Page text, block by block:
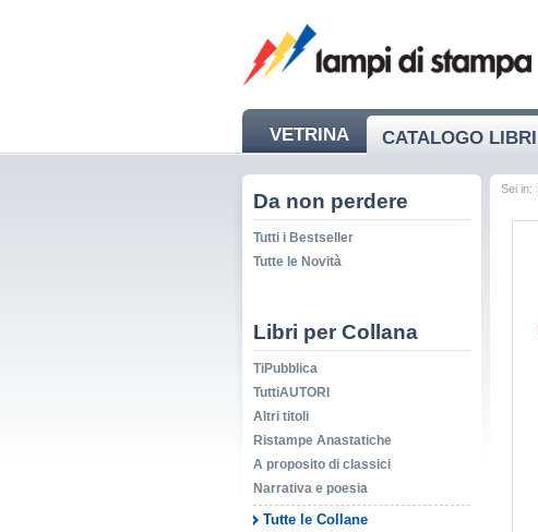
VETRINA CATALOGO LIBRI
NEWS
Da non perdere
Tutti i Bestseller
Tutte le Novità
Libri per Collana
TiPubblica
TuttiAUTORI
Altri titoli
Ristampe Anastatiche
A proposito di classici
Narrativa e poesia
Tutte le Collane
Sei in: